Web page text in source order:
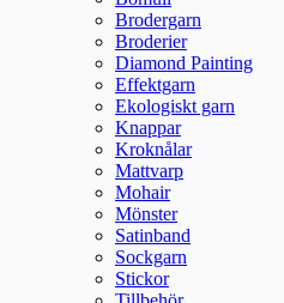
Brodergarn
Broderier
Diamond Painting
Effektgarn
Ekologiskt garn
Knappar
Kroknålar
Mattvarp
Mohair
Mönster
Satinband
Sockgarn
Stickor